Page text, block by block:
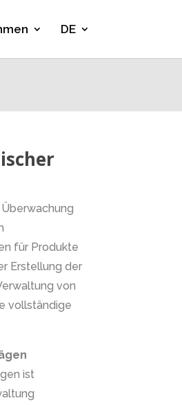
DE
für Produkte
Erstellung der
von
vollständige
ist